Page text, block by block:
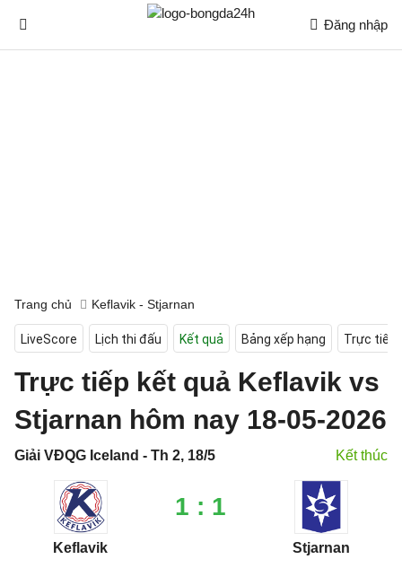
Đăng nhập
Trang chủ Keflavik - Stjarnan
LiveScore Lịch thi đấu Kết quả Bảng xếp hạng Trực tiếp
Trực tiếp kết quả Keflavik vs
Stjarnan hôm nay 18-05-2026
Giải VĐQG Iceland - Th 2, 18/5 Kết thúc
Keflavik
1 : 1
Stjarnan